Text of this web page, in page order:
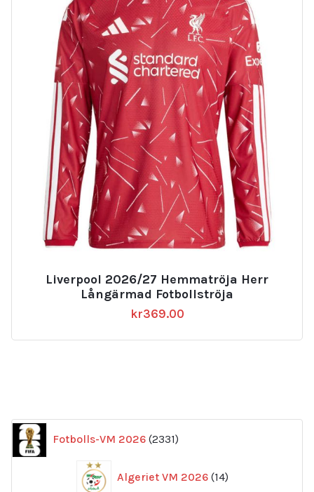
Liverpool 2026/27 Hemmatröja Herr
Långärmad Fotbollströja
kr369.00
Fotbolls-VM 2026 2331
produkter
Algeriet VM 2026 14
produkter